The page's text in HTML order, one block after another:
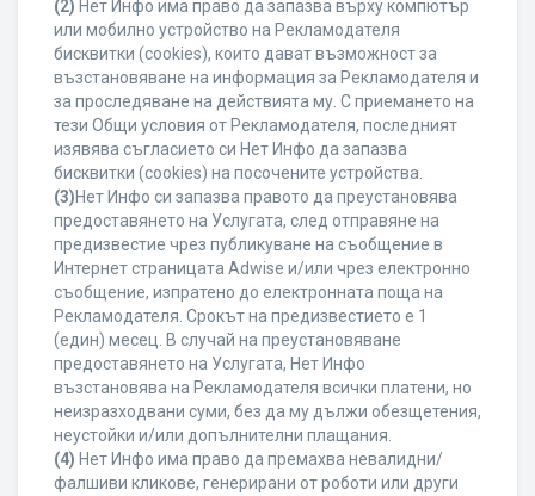
(2) Нет Инфо има право да запазва върху компютър
или мобилно устройство на Рекламодателя
бисквитки (cookies), които дават възможност за
възстановяване на информация за Рекламодателя и
за проследяване на действията му. С приемането на
тези Общи условия от Рекламодателя, последният
изявява съгласието си Нет Инфо да запазва
бисквитки (cookies) на посочените устройства.
(3)Нет Инфо си запазва правото да преустановява
предоставянето на Услугата, след отправяне на
предизвестие чрез публикуване на съобщение в
Интернет страницата Adwise и/или чрез електронно
съобщение, изпратено до електронната поща на
Рекламодателя. Срокът на предизвестието е 1
(един) месец. В случай на преустановяване
предоставянето на Услугата, Нет Инфо
възстановява на Рекламодателя всички платени, но
неизразходвани суми, без да му дължи обезщетения,
неустойки и/или допълнителни плащания.
(4) Нет Инфо има право да премахва невалидни/
фалшиви кликове, генерирани от роботи или други